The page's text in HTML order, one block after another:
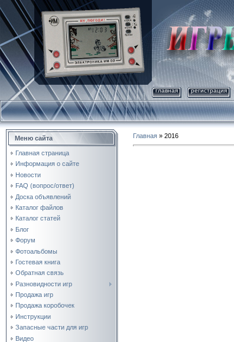
главная регистрация
Меню сайта
Главная страница
Информация о сайте
Новости
FAQ (вопрос/ответ)
Доска объявлений
Каталог файлов
Каталог статей
Блог
Форум
Фотоальбомы
Гостевая книга
Обратная связь
Разновидности игр
Продажа игр
Продажа коробочек
Инструкции
Запасные части для игр
Видео
Главная » 2016